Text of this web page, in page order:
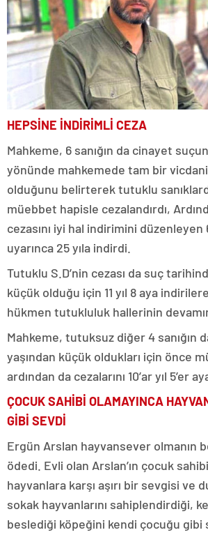
HEPSİNE İNDİRİMLİ CEZA
Mahkeme, 6 sanığın da cinayet
yönünde mahkemede tam bir vicdani
olduğunu belirterek tutuklu
müebbet hapisle cezalandırdı,
cezasını iyi hal indirimini düzenleyen
uyarınca 25 yıla indirdi.
Tutuklu S.D’nin cezası da suç
küçük olduğu için 11 yıl 8 aya
hükmen tutukluluk hallerinin
Mahkeme, tutuksuz diğer 4 sanığın
yaşından küçük oldukları için önce
ardından da cezalarını 10’ar yıl 5’er
ÇOCUK SAHİBİ OLAMAYINCA
GİBİ SEVDİ
Ergün Arslan hayvansever olmanın
ödedi. Evli olan Arslan’ın çocuk
hayvanlara karşı aşırı bir sevgisi ve
sokak hayvanlarını sahiplendirdiği,
beslediği köpeğini kendi çocuğu gibi